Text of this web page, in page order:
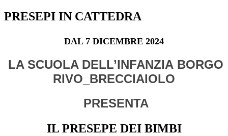
PRESEPI IN CATTEDRA
DAL 7 DICEMBRE 2024
LA SCUOLA DELL’INFANZIA BORGO
RIVO_BRECCIAIOLO
PRESENTA
IL PRESEPE DEI BIMBI